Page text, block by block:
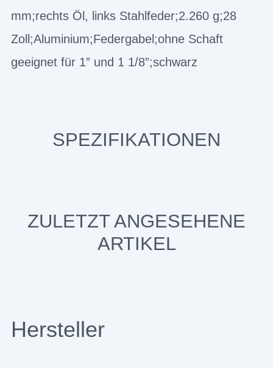
mm;rechts Öl, links Stahlfeder;2.260 g;28
Zoll;Aluminium;Federgabel;ohne Schaft
geeignet für 1” und 1 1/8”;schwarz
SPEZIFIKATIONEN
ZULETZT ANGESEHENE
ARTIKEL
Hersteller